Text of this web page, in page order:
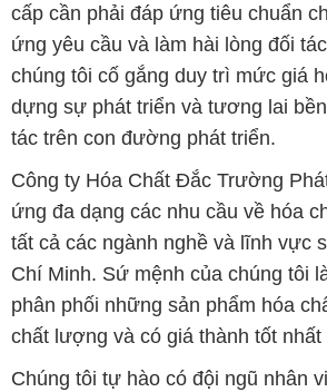
cấp cần phải đáp ứng tiêu chuẩn
ứng yêu cầu và làm hài lòng đối
chúng tôi cố gắng duy trì mức giá
dựng sự phát triển và tương lai
tác trên con đường phát triển.
Công ty Hóa Chất Đắc Trường
ứng đa dạng các nhu cầu về hóa
tất cả các ngành nghề và lĩnh vực
Chí Minh. Sứ mệnh của chúng tôi
phân phối những sản phẩm hóa
chất lượng và có giá thành tốt
Chúng tôi tự hào có đội ngũ nhân